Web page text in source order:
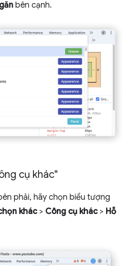
bên cạnh.
cụ khác"
phải, hãy chọn biểu tượng
khác> Công cụ khác> Hỗ